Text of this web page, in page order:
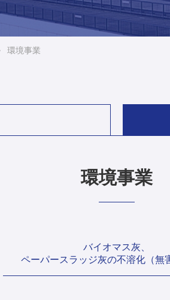
環境事業
環境事業
バイオマス灰、
ペーパースラッジ灰の不溶化（無